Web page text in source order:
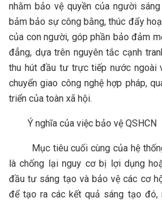
nhằm bảo vệ quyền của người
bảm bảo sự công bằng, thúc đẩy
của con người, góp phần bảo đảm
đẳng, dựa trên nguyên tắc cạnh
thu hút đầu tư trực tiếp nước ngoài
chuyển giao công nghệ hợp pháp,
triển của toàn xã hội.
Ý nghĩa của việc bảo vệ QSHCN
Mục tiêu cuối cùng của hệ thống
là chống lại nguy cơ bị lợi dụng
đầu tư sáng tạo và bảo vệ các cơ
để tạo ra các kết quả sáng tạo đó,